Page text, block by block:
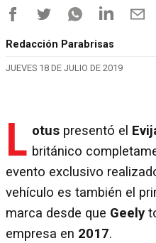
Redacción Parabrisas
JUEVES 18 DE JULIO DE 2019
L otus presentó el
británico
evento exclusivo
vehículo es también el
marca desde que Geely
empresa en 2017.